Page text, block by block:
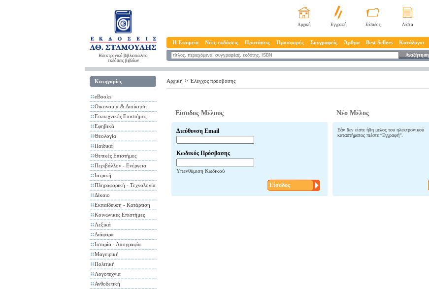
Ηλεκτρονικό βιβλιοπωλείο
εκδόσεις βιβλίων
Αρχική Εγγραφή Είσοδος Λίστα
Η Εταιρεία Νέες εκδόσεις Προτάσεις Προσφορές Συγγραφείς Άρθρα Best Sellers Κατάλογοι
Αναζήτηση
Κατηγορίες
eBooks
Οικονομία & Διοίκηση
Γεωτεχνικές Επιστήμες
Εφηβικά
Θεολογία
Παιδικά
Θετικές Επιστήμες
Περιβάλλον - Ενέργεια
Ιατρική
Πληροφορική - Τεχνολογία
Δίκαιο
Εκπαίδευση - Κατάρτιση
Κοινωνικές Επιστήμες
Λεξικά
Διάφορα
Ιστορία - Λαογραφία
Μαγειρική
Πολιτική
Λογοτεχνία
Ανθοδετική
Αρχική > Έλεγχος πρόσβασης
Είσοδος Μέλους Νέο Μέλος
Διεύθυνση Email
Κωδικός Πρόσβασης
Υπενθύμιση Κωδικού
Είσοδος
Εάν δεν είστε ήδη μέλος του ηλεκτρονικού
καταστήματος πιέστε “Εγγραφή”.